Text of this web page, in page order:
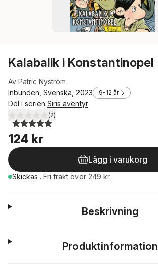
Kalabalik i Konstantinopel
Av Patric Nyström
Inbunden, Svenska, 2023
9-12 år
Del i serien Siris äventyr
5,0utav 5 stjärnor. Totalt antal röster:
(2)
124 kr
Lägg i varukorg
Skickas . Fri frakt över 249 kr.
Beskrivning
Produktinformation